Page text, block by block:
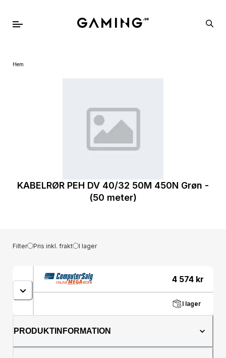
Hem
KABELRØR PEH DV 40/32 50M 450N Grøn -
(50 meter)
Filter Pris inkl. frakt I lager
4 574 kr
I lager
PRODUKTINFORMATION